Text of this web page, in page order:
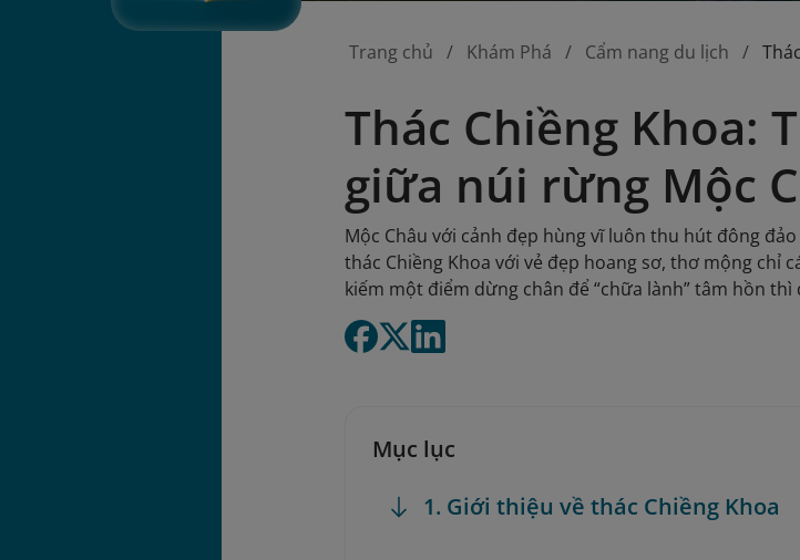
Trang chủ Khám Phá Cẩm nang du lịch
Thác Chiềng Khoa:
giữa núi rừng Mộc
Mộc Châu với cảnh đẹp hùng vĩ luôn thu hút đông
thác Chiềng Khoa với vẻ đẹp hoang sơ, thơ mộng chỉ
kiếm một điểm dừng chân để “chữa lành” tâm hồn
Mục lục
1. Giới thiệu về thác Chiềng Khoa